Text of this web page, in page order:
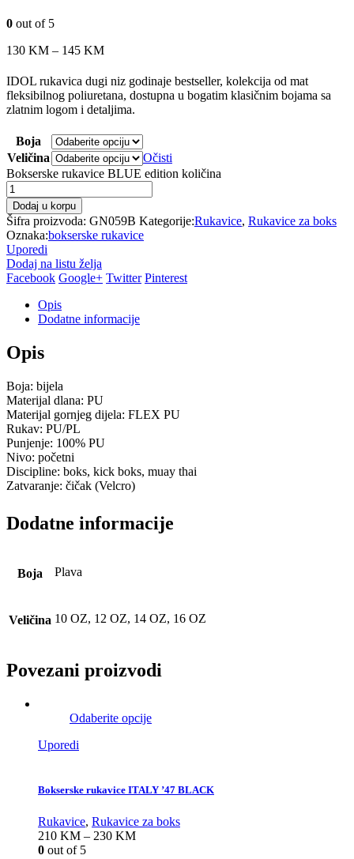
0 out of 5
130 KM – 145 KM
IDOL rukavica dugi niz godinaje bestseller, kolekcija od mat
fleksibilnog poliuretana, dostupna u bogatim klasičnim bojama sa
zlatnim logom i detaljima.
Boja
Veličina
Očisti
Bokserske rukavice BLUE edition količina
Dodaj u korpu
Šifra proizvoda: GN059B Kategorije:Rukavice, Rukavice za boks
Oznaka:bokserske rukavice
Uporedi
Dodaj na listu želja
Facebook Google+ Twitter Pinterest
Opis
Dodatne informacije
Opis
Boja: bijela
Materijal dlana: PU
Materijal gornjeg dijela: FLEX PU
Rukav: PU/PL
Punjenje: 100% PU
Nivo: početni
Discipline: boks, kick boks, muay thai
Zatvaranje: čičak (Velcro)
Dodatne informacije
Boja Plava
Veličina 10 OZ, 12 OZ, 14 OZ, 16 OZ
Povezani proizvodi
Odaberite opcije
Uporedi
Bokserske rukavice ITALY ’47 BLACK
Rukavice, Rukavice za boks
210 KM – 230 KM
0 out of 5